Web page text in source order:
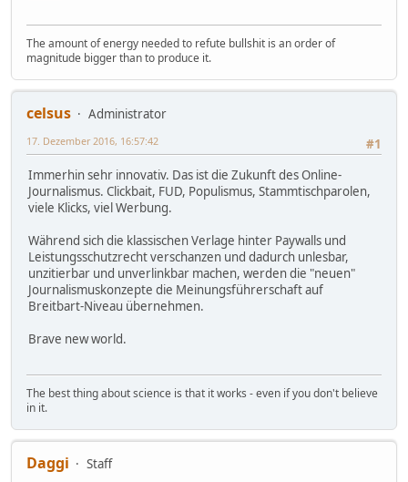
The amount of energy needed to refute bullshit is an order of
magnitude bigger than to produce it.
celsus
Administrator
#1
17. Dezember 2016, 16:57:42
Immerhin sehr innovativ. Das ist die Zukunft des Online-
Journalismus. Clickbait, FUD, Populismus, Stammtischparolen,
viele Klicks, viel Werbung.
Während sich die klassischen Verlage hinter Paywalls und
Leistungsschutzrecht verschanzen und dadurch unlesbar,
unzitierbar und unverlinkbar machen, werden die "neuen"
Journalismuskonzepte die Meinungsführerschaft auf
Breitbart-Niveau übernehmen.
Brave new world.
The best thing about science is that it works - even if you don't believe
in it.
Daggi
Staff